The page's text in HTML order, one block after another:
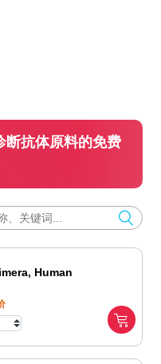
断抗体原料的免费
Human